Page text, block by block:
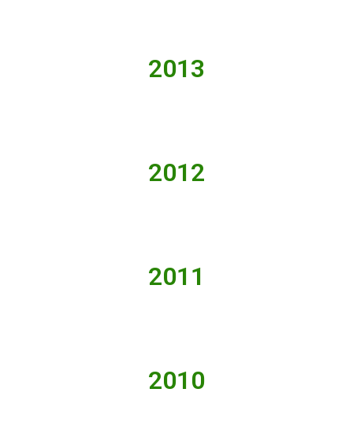
2013
2012
2011
2010